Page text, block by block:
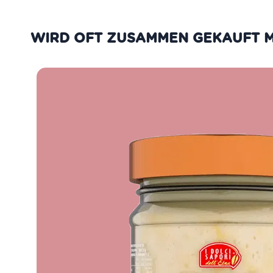
WIRD OFT ZUSAMMEN GEKAUFT